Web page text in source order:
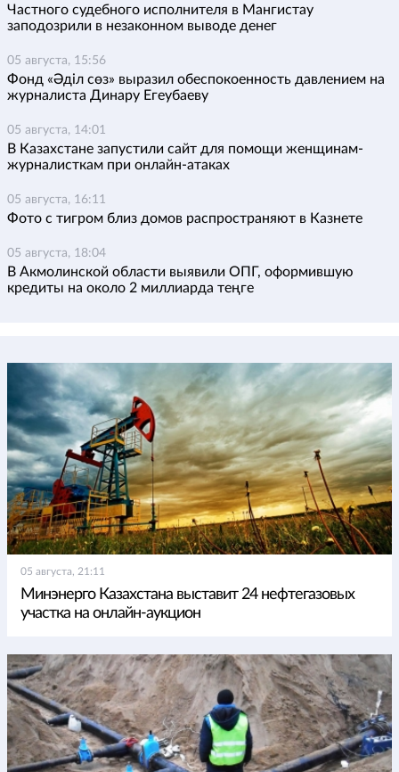
Частного судебного исполнителя в Мангистау
заподозрили в незаконном выводе денег
05 августа, 15:56
Фонд «Әділ сөз» выразил обеспокоенность давлением на
журналиста Динару Егеубаеву
05 августа, 14:01
В Казахстане запустили сайт для помощи женщинам-
журналисткам при онлайн-атаках
05 августа, 16:11
Фото с тигром близ домов распространяют в Казнете
05 августа, 18:04
В Акмолинской области выявили ОПГ, оформившую
кредиты на около 2 миллиарда теңге
05 августа, 21:11
Минэнерго Казахстана выставит 24 нефтегазовых
участка на онлайн-аукцион